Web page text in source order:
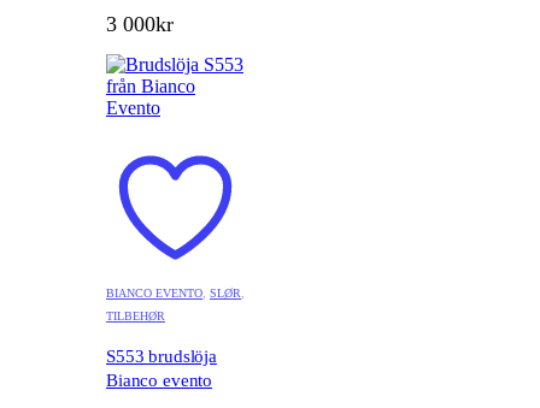
3 000kr
BIANCO EVENTO, SLØR,
TILBEHØR
S553 brudslöja
Bianco evento